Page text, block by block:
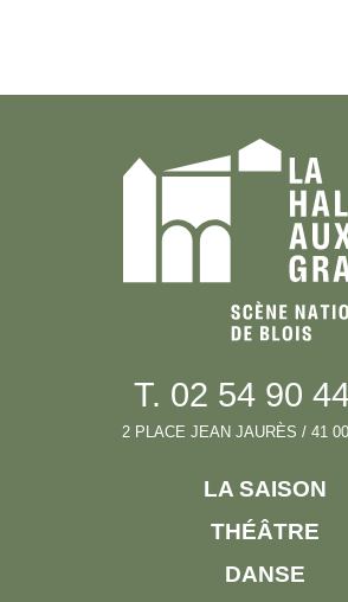
T. 02 54 90
2 PLACE JEAN JAURÈS / 41
LA SAISON
THÉÂTRE
DANSE